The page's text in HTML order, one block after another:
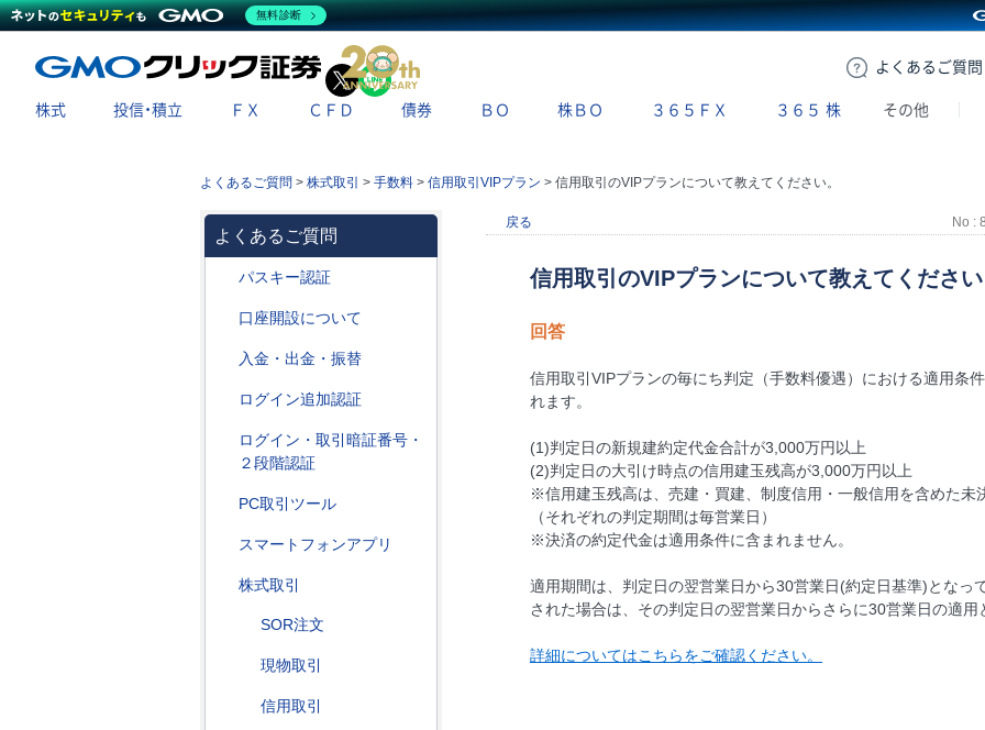
よくある ご質問
X
株式 投信・積立 ＦＸ ＣＦＤ 債券 ＢＯ 株ＢＯ ３６５ＦＸ ３６５ 株 その他
よくあるご質問 > 株式取引 > 手数料 > 信用取引VIPプラン > 信用取引のVIPプランについて教えてください。
よくあるご質問
パスキー認証
口座開設について
入金・出金・振替
ログイン追加認証
ログイン・取引暗証番号・
２段階認証
PC取引ツール
スマートフォンアプリ
株式取引
SOR注文
現物取引
信用取引
戻る No :
信用取引のVIPプランについて教えてくださ
回答
信用取引VIPプランの毎にち判定（手数料優遇）における適用条
れます。
(1)判定日の新規建約定代金合計が3,000万円以上
(2)判定日の大引け時点の信用建玉残高が3,000万円以上
※信用建玉残高は、売建・買建、制度信用・一般信用を含めた未
（それぞれの判定期間は毎営業日）
※決済の約定代金は適用条件に含まれません。
適用期間は、判定日の翌営業日から30営業日(約定日基準)となっ
された場合は、その判定日の翌営業日からさらに30営業日の適用
詳細についてはこちらをご確認ください。
無料診断